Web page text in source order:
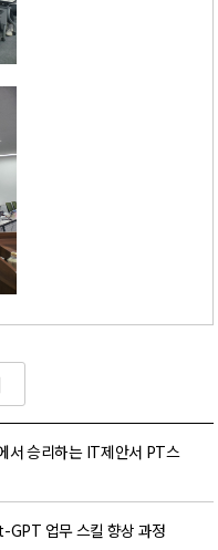
서 승리하는 IT제안서 PT스
업무 스킬 향상 과정